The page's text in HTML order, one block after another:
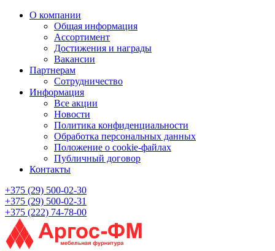
О компании
Общая информация
Ассортимент
Достижения и награды
Вакансии
Партнерам
Сотрудничество
Информация
Все акции
Новости
Политика конфиденциальности
Обработка персональных данных
Положение о cookie-файлах
Публичный договор
Контакты
+375 (29) 500-02-30
+375 (29) 500-02-31
+375 (222) 74-78-00